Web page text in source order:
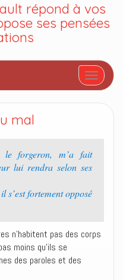
répond à vos
ses pensées
Afficher/
mal
le forgeron, m’a fait
lui rendra selon ses
s’est fortement opposé
n’habitent pas des corps
moins qu’ils se
des paroles et des